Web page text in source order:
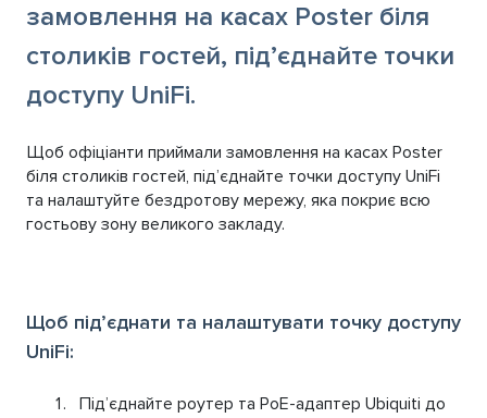
замовлення на касах Poster біля
столиків гостей, під’єднайте точки
доступу UniFi.
Щоб офіціанти приймали замовлення на касах Poster
біля столиків гостей, під’єднайте точки доступу UniFi
та налаштуйте бездротову мережу, яка покриє всю
гостьову зону великого закладу.
Щоб під’єднати та налаштувати точку доступу
UniFi:
Під’єднайте роутер та PoE-адаптер Ubiquiti до